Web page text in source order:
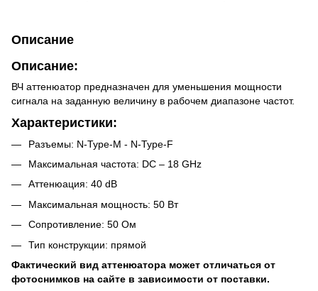
Описание
Описание:
ВЧ аттенюатор предназначен для уменьшения мощности
сигнала на заданную величину в рабочем диапазоне частот.
Характеристики:
Разъемы: N-Type-M - N-Type-F
Максимальная частота: DC – 18 GHz
Аттенюация: 40 dB
Максимальная мощность: 50 Вт
Сопротивление: 50 Ом
Тип конструкции: прямой
Фактический вид аттенюатора может отличаться от
фотоснимков на сайте в зависимости от поставки.